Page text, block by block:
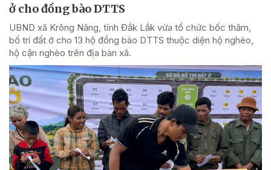
ở cho đồng bào DTTS
UBND xã Krông Năng, tỉnh Đắk Lắk vừa tổ chức bốc thăm,
bố trí đất ở cho 13 hộ đồng bào DTTS thuộc diện hộ nghèo,
hộ cận nghèo trên địa bàn xã.